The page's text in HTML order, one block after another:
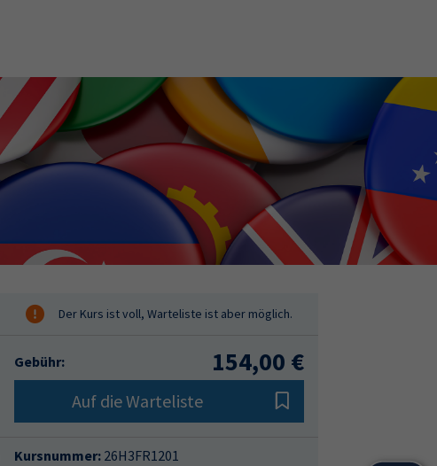
Gebühr: 154,00 €
Auf die Warteliste
Kursnummer: 26H3FR1201